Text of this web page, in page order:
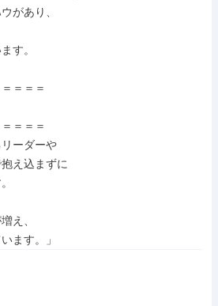
があり、
す。
＝＝＝
＝＝＝
リーダーや
え込まずに
え、
ます。」